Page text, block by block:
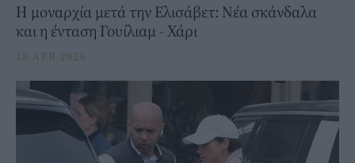
Η μοναρχία μετά την Ελισάβετ: Νέα σκάνδαλα
και η ένταση Γουίλιαμ - Χάρι
18 APR 2026